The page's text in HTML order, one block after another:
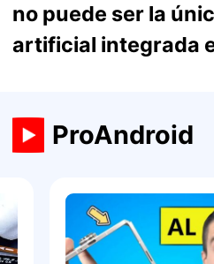
no puede ser la
artificial integrada
ProAndroid